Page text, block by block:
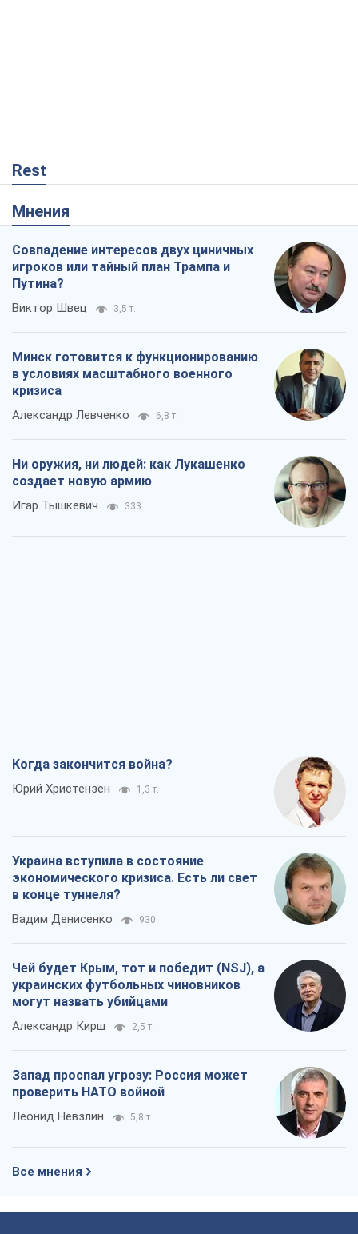
Rest
Мнения
Совпадение интересов двух циничных
игроков или тайный план Трампа и
Путина?
Виктор Швец 3,5 т.
Минск готовится к функционированию
в условиях масштабного военного
кризиса
Александр Левченко 6,8 т.
Ни оружия, ни людей: как Лукашенко
создает новую армию
Игар Тышкевич 333
Когда закончится война?
Юрий Христензен 1,3 т.
Украина вступила в состояние
экономического кризиса. Есть ли свет
в конце туннеля?
Вадим Денисенко 930
Чей будет Крым, тот и победит (NSJ), а
украинских футбольных чиновников
могут назвать убийцами
Александр Кирш 2,5 т.
Запад проспал угрозу: Россия может
проверить НАТО войной
Леонид Невзлин 5,8 т.
Все мнения